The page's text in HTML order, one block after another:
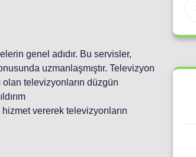
genel adıdır. Bu servisler,
uzmanlaşmıştır. Televizyon
televizyonların düzgün
vererek televizyonların